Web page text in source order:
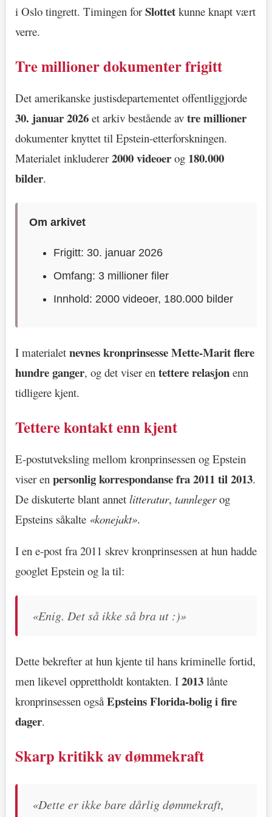
i Oslo tingrett. Timingen forSlottet kunne knapt vært
verre.
Tre millioner dokumenter frigitt
Det amerikanske justisdepartementet offentliggjorde
30. januar 2026 et arkiv bestående av tre millioner
dokumenter knyttet til Epstein-etterforskningen.
Materialet inkluderer2000 videoer og 180.000
bilder.
Om arkivet
Frigitt: 30. januar 2026
Omfang: 3 millioner filer
Innhold: 2000 videoer, 180.000 bilder
I materialet nevnes kronprinsesse Mette-Marit flere
hundre ganger, og det viser en tettere relasjon enn
tidligere kjent.
Tettere kontakt enn kjent
E-postutveksling mellom kronprinsessen og Epstein
viser en personlig korrespondanse fra 2011 til 2013.
De diskuterte blant annet litteratur, tannlegerog
Epsteins såkalte «konejakt».
I en e-post fra 2011 skrev kronprinsessen at hun hadde
googlet Epstein og la til:
«Enig. Det så ikke så bra ut :)»
Dette bekrefter at hun kjente til hans kriminelle fortid,
men likevel opprettholdt kontakten. I 2013 lånte
kronprinsessen ogsåEpsteins Florida-bolig i fire
dager.
Skarp kritikk av dømmekraft
«Dette er ikke bare dårlig dømmekraft,